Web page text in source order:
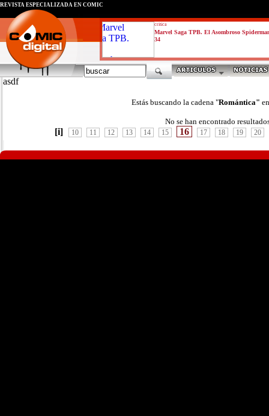
critica
Marvel Saga TPB. El Asombroso
34
REVISTA ESPECIALIZADA EN CÓMIC
asdf
Estás buscando la cadena "Romántica"
No se han encontrado
[i] 10 11 12 13 14 15 16 17 18 19 20